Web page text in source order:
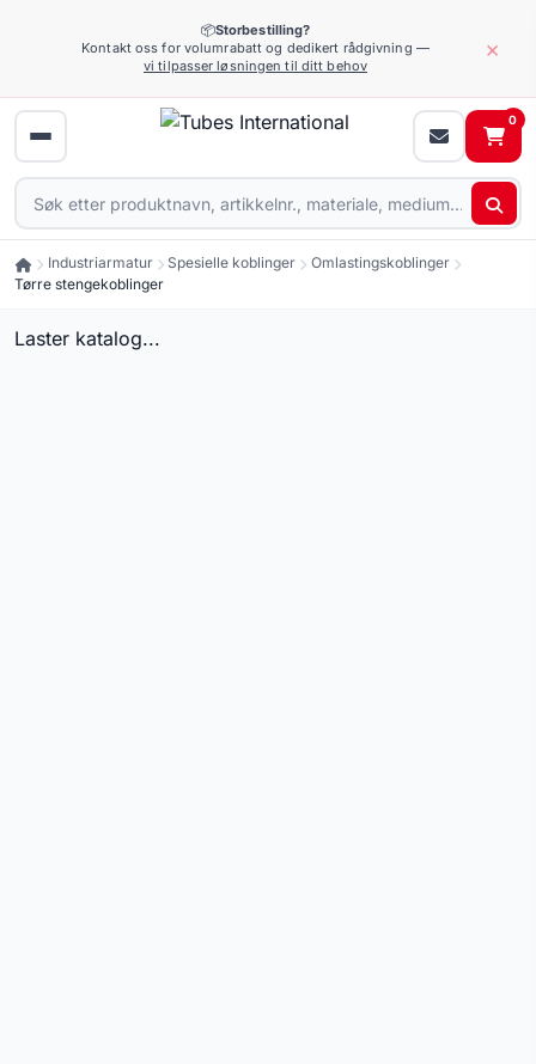
📦Storbestilling?
Kontakt oss for volumrabatt og dedikert rådgivning —
vi tilpasser løsningen til ditt behov
×
0
Industriarmatur Spesielle koblinger
Omlastingskoblinger
Tørre stengekoblinger
Laster katalog...